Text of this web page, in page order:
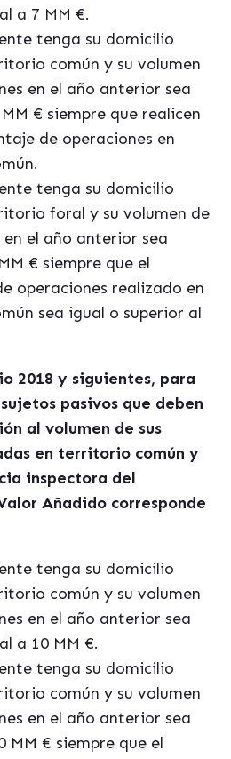
a 7 MM €.
tenga su domicilio
común y su volumen
en el año anterior sea
€ siempre que realicen
de operaciones en
tenga su domicilio
foral y su volumen de
en el año anterior sea
€ siempre que el
operaciones realizado en
sea igual o superior al
2018 y siguientes, para
pasivos que deben
al volumen de sus
en territorio común y
inspectora del
Añadido corresponde
tenga su domicilio
común y su volumen
en el año anterior sea
a 10 MM €.
tenga su domicilio
común y su volumen
en el año anterior sea
MM € siempre que el